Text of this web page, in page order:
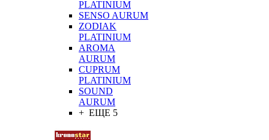
PLATINIUM
SENSO AURUM
ZODIAK
PLATINIUM
AROMA
AURUM
CUPRUM
PLATINIUM
SOUND
AURUM
+ ЕЩЕ 5